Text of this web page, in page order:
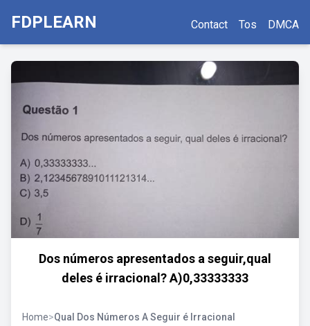
FDPLEARN Contact Tos DMCA
Dos números apresentados a seguir,qual
deles é irracional? A)0,33333333
Home>Qual Dos Números A Seguir é Irracional